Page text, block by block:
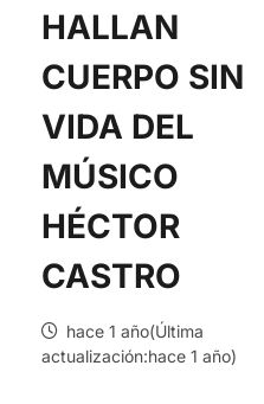
HALLAN
CUERPO SIN
VIDA DEL
MÚSICO
HÉCTOR
CASTRO
hace 1 año(Última
actualización:hace 1 año)